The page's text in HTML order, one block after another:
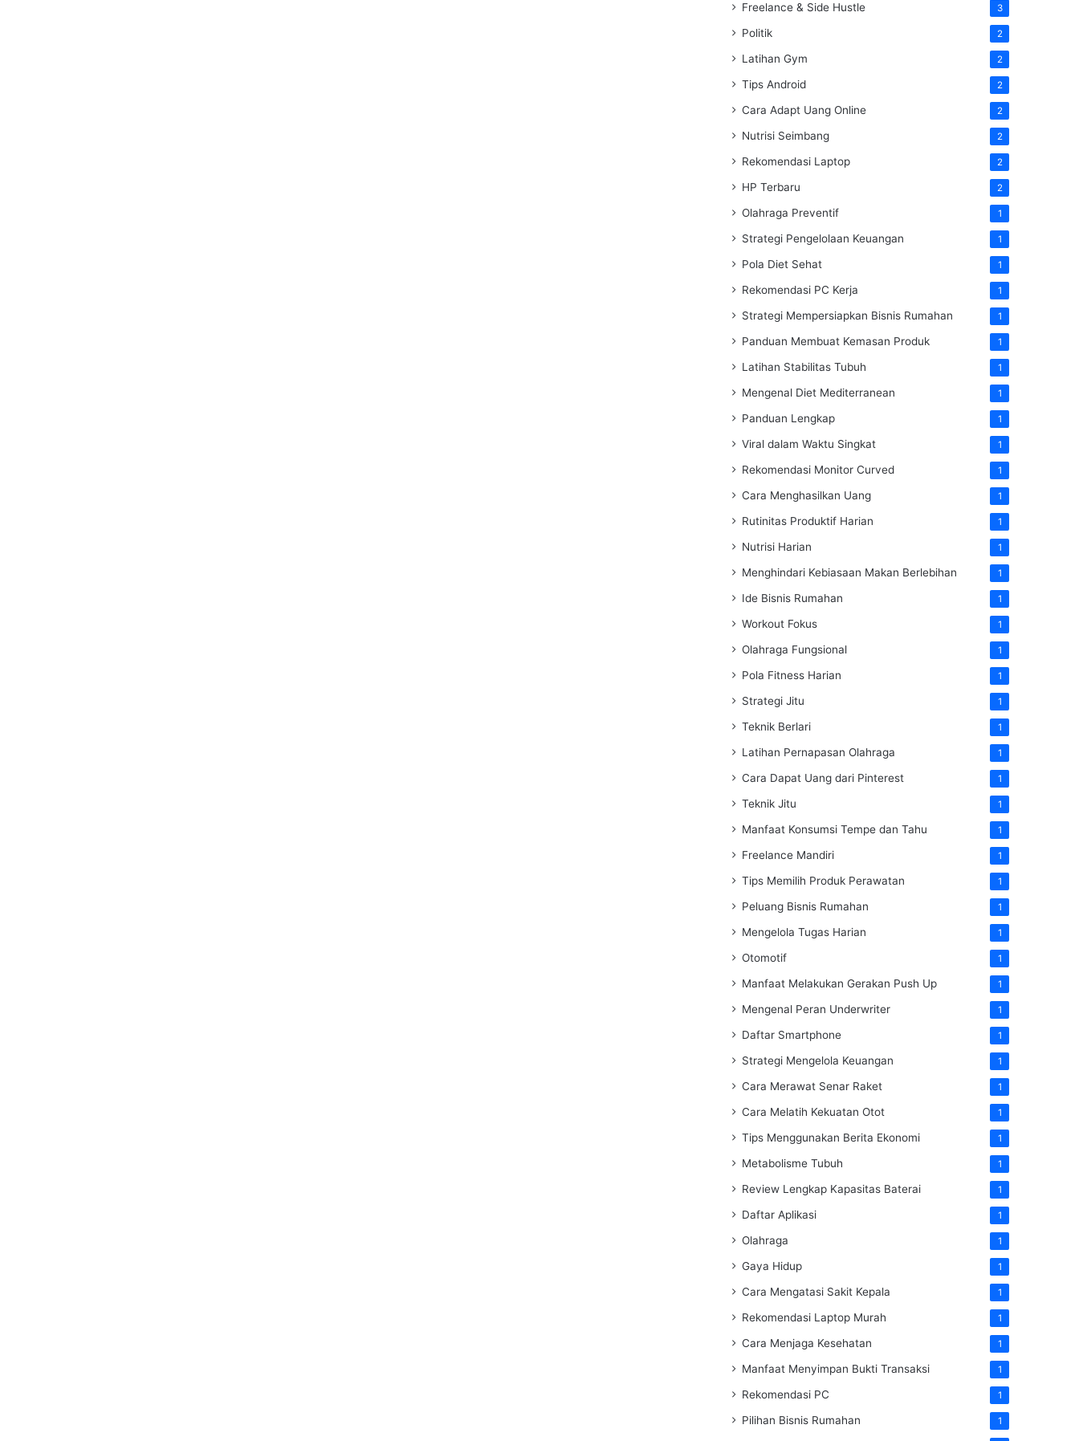
Freelance & Side Hustle 3
Politik 2
Latihan Gym 2
Tips Android 2
Cara Adapt Uang Online 2
Nutrisi Seimbang 2
Rekomendasi Laptop 2
HP Terbaru 2
Olahraga Preventif 1
Strategi Pengelolaan Keuangan 1
Pola Diet Sehat 1
Rekomendasi PC Kerja 1
Strategi Mempersiapkan Bisnis Rumahan 1
Panduan Membuat Kemasan Produk 1
Latihan Stabilitas Tubuh 1
Mengenal Diet Mediterranean 1
Panduan Lengkap 1
Viral dalam Waktu Singkat 1
Rekomendasi Monitor Curved 1
Cara Menghasilkan Uang 1
Rutinitas Produktif Harian 1
Nutrisi Harian 1
Menghindari Kebiasaan Makan Berlebihan 1
Ide Bisnis Rumahan 1
Workout Fokus 1
Olahraga Fungsional 1
Pola Fitness Harian 1
Strategi Jitu 1
Teknik Berlari 1
Latihan Pernapasan Olahraga 1
Cara Dapat Uang dari Pinterest 1
Teknik Jitu 1
Manfaat Konsumsi Tempe dan Tahu 1
Freelance Mandiri 1
Tips Memilih Produk Perawatan 1
Peluang Bisnis Rumahan 1
Mengelola Tugas Harian 1
Otomotif 1
Manfaat Melakukan Gerakan Push Up 1
Mengenal Peran Underwriter 1
Daftar Smartphone 1
Strategi Mengelola Keuangan 1
Cara Merawat Senar Raket 1
Cara Melatih Kekuatan Otot 1
Tips Menggunakan Berita Ekonomi 1
Metabolisme Tubuh 1
Review Lengkap Kapasitas Baterai 1
Daftar Aplikasi 1
Olahraga 1
Gaya Hidup 1
Cara Mengatasi Sakit Kepala 1
Rekomendasi Laptop Murah 1
Cara Menjaga Kesehatan 1
Manfaat Menyimpan Bukti Transaksi 1
Rekomendasi PC 1
Pilihan Bisnis Rumahan 1